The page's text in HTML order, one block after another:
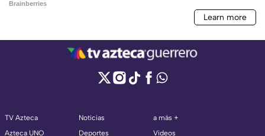
TV Azteca
Azteca UNO
Noticias
Deportes
a más +
Videos